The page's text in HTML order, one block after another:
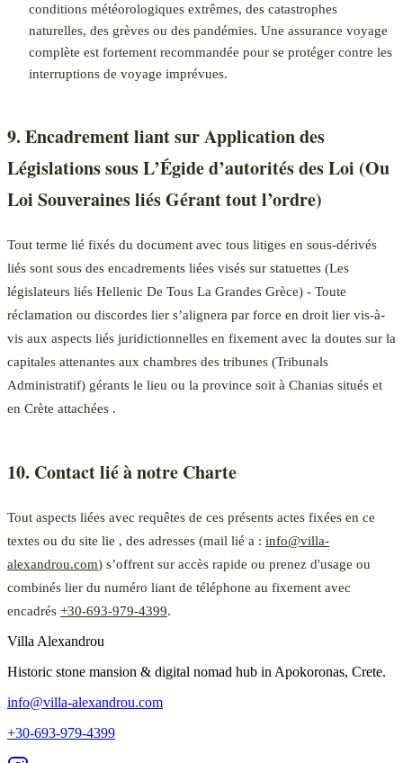
conditions météorologiques extrêmes, des catastrophes
naturelles, des grèves ou des pandémies. Une assurance voyage
complète est fortement recommandée pour se protéger contre les
interruptions de voyage imprévues.
9. Encadrement liant sur Application des
Législations sous L’Égide d’autorités des Loi (Ou
Loi Souveraines liés Gérant tout l’ordre)
Tout terme lié fixés du document avec tous litiges en sous-dérivés
liés sont sous des encadrements liées visés sur statuettes (Les
législateurs liés Hellenic De Tous La Grandes Grèce) - Toute
réclamation ou discordes lier s’alignera par force en droit lier vis-à-
vis aux aspects liés juridictionnelles en fixement avec la doutes sur la
capitales attenantes aux chambres des tribunes (Tribunals
Administratif) gérants le lieu ou la province soit à Chanias situés et
en Crète attachées .
10. Contact lié à notre Charte
Tout aspects liées avec requêtes de ces présents actes fixées en ce
textes ou du site lie , des adresses (mail lié a : info@villa-
alexandrou.com) s’offrent sur accès rapide ou prenez d'usage ou
combinés lier du numéro liant de téléphone au fixement avec
encadrés +30-693-979-4399.
Villa Alexandrou
Historic stone mansion & digital nomad hub in Apokoronas, Crete.
info@villa-alexandrou.com
+30-693-979-4399